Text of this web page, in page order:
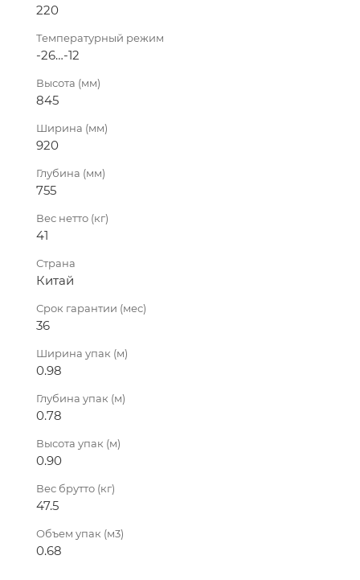
220
Температурный режим
-26…-12
Высота (мм)
845
Ширина (мм)
920
Глубина (мм)
755
Вес нетто (кг)
41
Страна
Китай
Срок гарантии (мес)
36
Ширина упак (м)
0.98
Глубина упак (м)
0.78
Высота упак (м)
0.90
Вес брутто (кг)
47.5
Объем упак (м3)
0.68